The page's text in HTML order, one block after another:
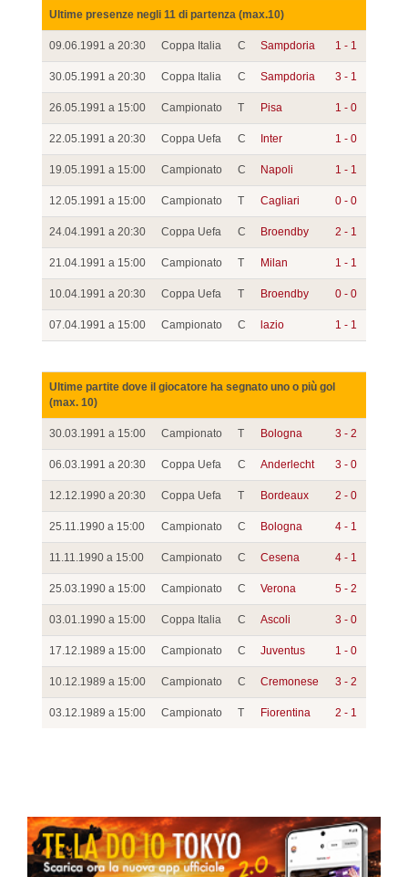
Ultime presenze negli 11 di partenza (max.10)
09.06.1991 a 20:30 Coppa Italia C Sampdoria 1 - 1
30.05.1991 a 20:30 Coppa Italia C Sampdoria 3 - 1
26.05.1991 a 15:00 Campionato T Pisa 1 - 0
22.05.1991 a 20:30 Coppa Uefa C Inter 1 - 0
19.05.1991 a 15:00 Campionato C Napoli 1 - 1
12.05.1991 a 15:00 Campionato T Cagliari 0 - 0
24.04.1991 a 20:30 Coppa Uefa C Broendby 2 - 1
21.04.1991 a 15:00 Campionato T Milan 1 - 1
10.04.1991 a 20:30 Coppa Uefa T Broendby 0 - 0
07.04.1991 a 15:00 Campionato C lazio 1 - 1
Ultime partite dove il giocatore ha segnato uno o più gol
(max. 10)
30.03.1991 a 15:00 Campionato T Bologna 3 - 2
06.03.1991 a 20:30 Coppa Uefa C Anderlecht 3 - 0
12.12.1990 a 20:30 Coppa Uefa T Bordeaux 2 - 0
25.11.1990 a 15:00 Campionato C Bologna 4 - 1
11.11.1990 a 15:00 Campionato C Cesena 4 - 1
25.03.1990 a 15:00 Campionato C Verona 5 - 2
03.01.1990 a 15:00 Coppa Italia C Ascoli 3 - 0
17.12.1989 a 15:00 Campionato C Juventus 1 - 0
10.12.1989 a 15:00 Campionato C Cremonese 3 - 2
03.12.1989 a 15:00 Campionato T Fiorentina 2 - 1